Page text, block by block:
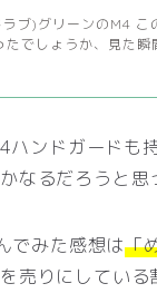
ブ)グリーンのM4 こ
たでしょうか、見た
ンドガードも
なるだろうと思
でみた感想は「
売りにしてい